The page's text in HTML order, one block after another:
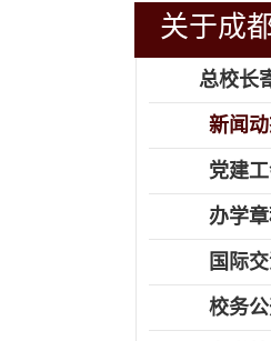
关于成
总校长
新闻
党建
办学
国际
校务